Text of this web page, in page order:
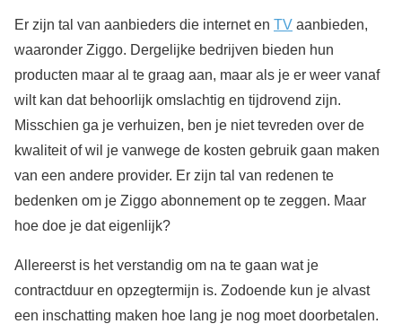
Er zijn tal van aanbieders die internet en TV aanbieden,
waaronder Ziggo. Dergelijke bedrijven bieden hun
producten maar al te graag aan, maar als je er weer vanaf
wilt kan dat behoorlijk omslachtig en tijdrovend zijn.
Misschien ga je verhuizen, ben je niet tevreden over de
kwaliteit of wil je vanwege de kosten gebruik gaan maken
van een andere provider. Er zijn tal van redenen te
bedenken om je Ziggo abonnement op te zeggen. Maar
hoe doe je dat eigenlijk?
Allereerst is het verstandig om na te gaan wat je
contractduur en opzegtermijn is. Zodoende kun je alvast
een inschatting maken hoe lang je nog moet doorbetalen.